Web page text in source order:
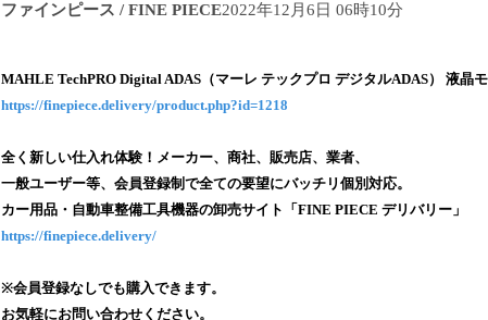
ファインピース / FINE PIECE2022年12月6日 06時10分
MAHLE TechPRO Digital ADAS（マーレ テックプロ デジタルADAS） 液晶
https://finepiece.delivery/product.php?id=1218
全く新しい仕入れ体験！メーカー、商社、販売店、業者、
一般ユーザー等、会員登録制で全ての要望にバッチリ個別対応。
カー用品・自動車整備工具機器の卸売サイト「FINE PIECE デリバリー」
https://finepiece.delivery/
※会員登録なしでも購入できます。
お気軽にお問い合わせください。